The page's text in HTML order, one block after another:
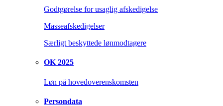
Godtgørelse for usaglig afskedigelse
Masseafskedigelser
Særligt beskyttede lønmodtagere
OK 2025
Løn på hovedoverenskomsten
Persondata